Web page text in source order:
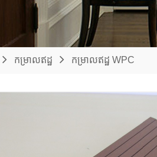
កម្រាលឥដ្ឋ កម្រាលឥដ្ឋ WPC